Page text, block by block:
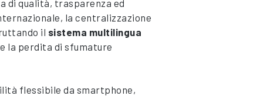
di qualità, trasparenza ed
la centralizzazione
il sistema multilingua
la perdita di sfumature
flessibile da smartphone,